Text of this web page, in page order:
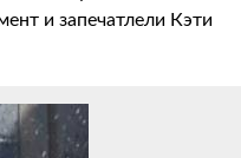
и запечатлели Кэти